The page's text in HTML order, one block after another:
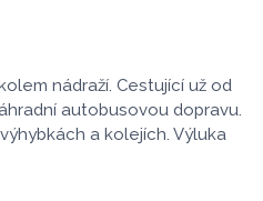
nádraží. Cestující už od
autobusovou dopravu.
a kolejích. Výluka